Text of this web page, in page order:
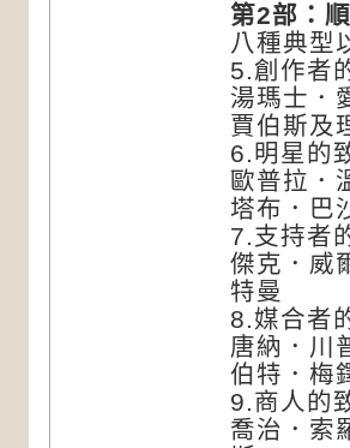
第2部：
八種典型
5.創作者
湯瑪士．
賈伯斯及
6.明星的
歐普拉．
塔布．巴
7.支持者
傑克．威
特曼
8.媒合者
唐納．川
伯特．梅
9.商人的
喬治．索